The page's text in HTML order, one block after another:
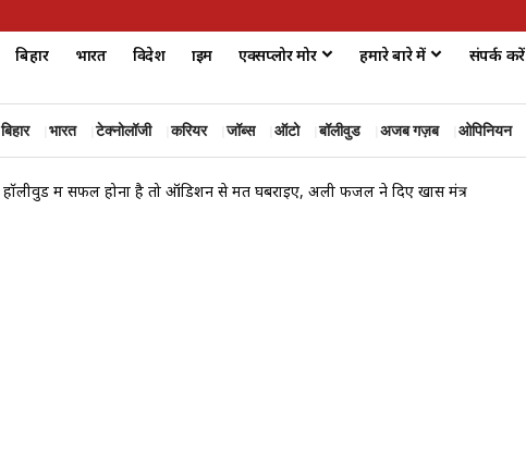
बिहार भारत विदेश क्राइम एक्सप्लोर मोर हमारे बारे में संपर्क करें
बिहार भारत टेक्नोलॉजी करियर जॉब्स ऑटो बॉलीवुड अजब गज़ब ओपिनियन
हॉलीवुड में सफल होना है तो ऑडिशन से मत घबराइए, अली फजल ने दिए खास मंत्र